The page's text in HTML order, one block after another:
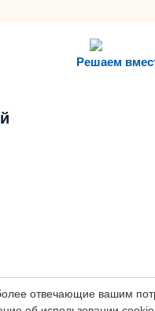
отвечающие вашим
Решаем